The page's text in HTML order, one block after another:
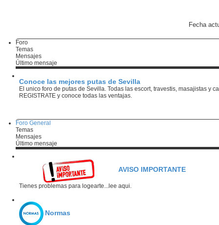
Fecha
Foro
Temas
Mensajes
Último mensaje
Conoce las mejores putas de Sevilla
El unico foro de putas de Sevilla. Todas las escort, travestis, masajistas y
REGISTRATE y conoce todas las ventajas.
Foro General
Temas
Mensajes
Último mensaje
AVISO IMPORTANTE
Tienes problemas para logearte...lee aqui.
Normas